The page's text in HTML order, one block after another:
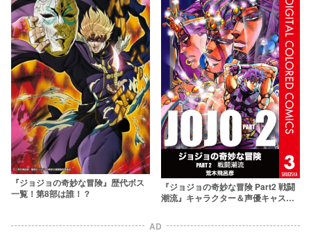
『ジョジョの奇妙な冒険』歴代ボス
一覧！第8部は誰！？
『ジョジョの奇妙な冒険 Part2 戦闘
潮流』キャラクター＆声優キャスト
AD